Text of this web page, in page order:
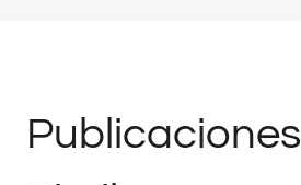
Publicaciones